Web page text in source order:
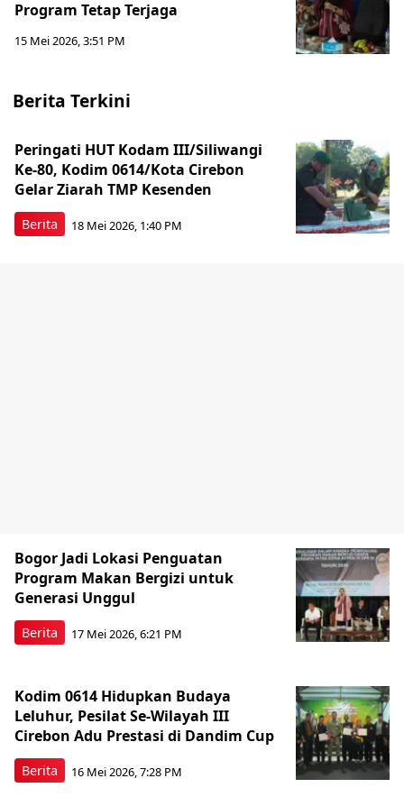
Program Tetap Terjaga
15 Mei 2026, 3:51 PM
Berita Terkini
Berita
Peringati HUT Kodam III/Siliwangi
Ke-80, Kodim 0614/Kota Cirebon
Gelar Ziarah TMP Kesenden
18 Mei 2026, 1:40 PM
Berita
Bogor Jadi Lokasi Penguatan
Program Makan Bergizi untuk
Generasi Unggul
17 Mei 2026, 6:21 PM
Berita
Kodim 0614 Hidupkan Budaya
Leluhur, Pesilat Se-Wilayah III
Cirebon Adu Prestasi di Dandim Cup
16 Mei 2026, 7:28 PM